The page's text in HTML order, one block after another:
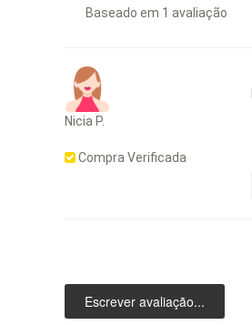
Baseado em 1 avaliação
Nicia P.
Compra Verificada
Escrever avaliação...